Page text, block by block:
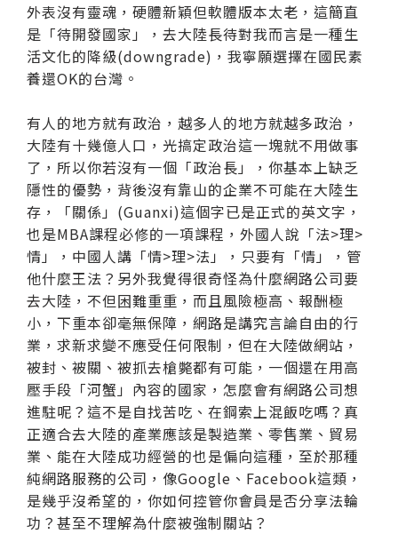
外表沒有靈魂，硬體新穎但軟體版本太老，這簡直
是「待開發國家」，去大陸長待對我而言是一種生
活文化的降級(downgrade)，我寧願選擇在國民素
養還OK的台灣。
有人的地方就有政治，越多人的地方就越多政治，
大陸有十幾億人口，光搞定政治這一塊就不用做事
了，所以你若沒有一個「政治長」，你基本上缺乏
隱性的優勢，背後沒有靠山的企業不可能在大陸生
存，「關係」(Guanxi)這個字已是正式的英文字，
也是MBA課程必修的一項課程，外國人說「法>理>
情」，中國人講「情>理>法」，只要有「情」，管
他什麼王法？另外我覺得很奇怪為什麼網路公司要
去大陸，不但困難重重，而且風險極高、報酬極
小，下重本卻毫無保障，網路是講究言論自由的行
業，求新求變不應受任何限制，但在大陸做網站，
被封、被關、被抓去槍斃都有可能，一個還在用高
壓手段「河蟹」內容的國家，怎麼會有網路公司想
進駐呢？這不是自找苦吃、在鋼索上混飯吃嗎？真
正適合去大陸的產業應該是製造業、零售業、貿易
業、能在大陸成功經營的也是偏向這種，至於那種
純網路服務的公司，像Google、Facebook這類，
是幾乎沒希望的，你如何控管你會員是否分享法輪
功？甚至不理解為什麼被強制關站？